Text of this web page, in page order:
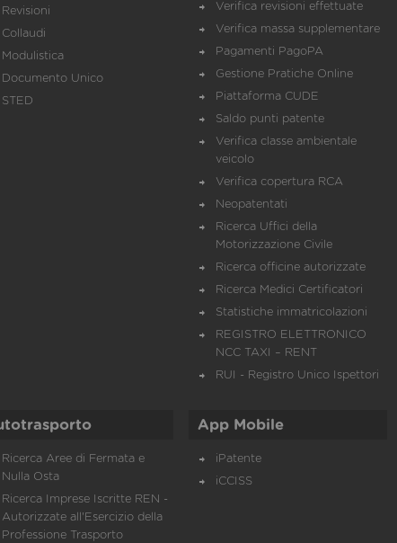
Revisioni
Collaudi
Modulistica
Documento Unico
STED
Verifica revisioni effettuate
Verifica massa supplementare
Pagamenti PagoPA
Gestione Pratiche Online
Piattaforma CUDE
Saldo punti patente
Verifica classe ambientale
veicolo
Verifica copertura RCA
Neopatentati
Ricerca Uffici della
Motorizzazione Civile
Ricerca officine autorizzate
Ricerca Medici Certificatori
Statistiche immatricolazioni
REGISTRO ELETTRONICO
NCC TAXI – RENT
RUI - Registro Unico Ispettori
Ricerca Aree di Fermata e
Nulla Osta
Ricerca Imprese Iscritte REN -
Autorizzate all'Esercizio della
Professione Trasporto
App Mobile
iPatente
iCCISS